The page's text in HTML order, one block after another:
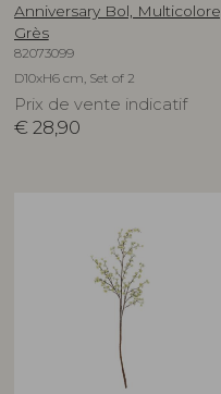
Anniversary Bol, Multicolore,
Grès
82073099
D10xH6 cm, Set of 2
Prix de vente indicatif
€ 28,90